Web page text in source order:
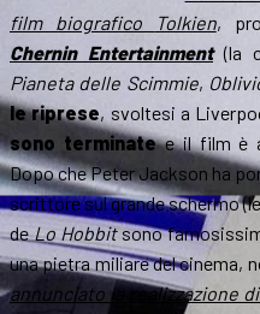
film biografico
Tolkien,
Chernin Entertainment(la
Pianeta delle Scimmie,
le riprese, svoltesi a
sono terminatee il film è
Dopo che Peter Jackson ha
scrittore sul grande schermo
deLo Hobbitsono
una pietra miliare del cinema,
annunciato la realizzazione